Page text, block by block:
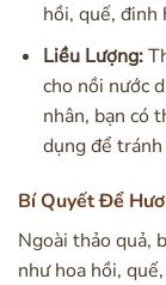
hồi, quế, đinh
Liều Lượng:
cho nồi nước
nhân, bạn có
dụng để
Bí Quyết Để
Ngoài thảo quả,
như hoa hồi,